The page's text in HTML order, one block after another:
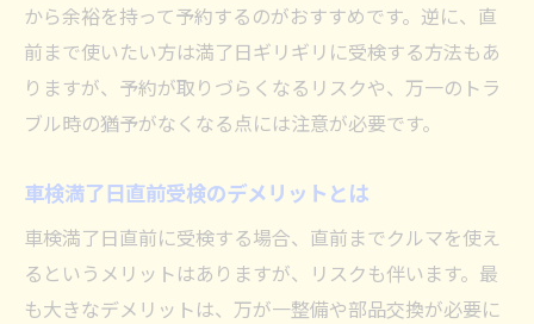
から余裕を持って予約するのがおすすめです。逆に、直
前まで使いたい方は満了日ギリギリに受検する方法もあ
りますが、予約が取りづらくなるリスクや、万一のトラ
ブル時の猶予がなくなる点には注意が必要です。
車検満了日直前受検のデメリットとは
車検満了日直前に受検する場合、直前までクルマを使え
るというメリットはありますが、リスクも伴います。最
も大きなデメリットは、万が一整備や部品交換が必要に